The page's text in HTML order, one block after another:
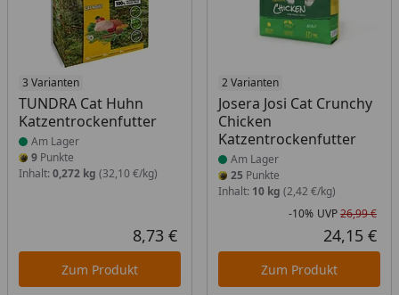
3 Varianten
TUNDRA Cat Huhn
Katzentrockenfutter
Produkt am Lager
Am Lager
9 Punkte
Inhalt: 0,272 kg (32,10 €/kg)
Aktueller Preis
8,73 €
Zum Produkt
2 Varianten
Josera Josi Cat Crunchy
Chicken
Katzentrockenfutter
Produkt am Lager
Am Lager
25 Punkte
Inhalt: 10 kg (2,42 €/kg)
-10% UVP26,99 €
24,15 €
Zum Produkt